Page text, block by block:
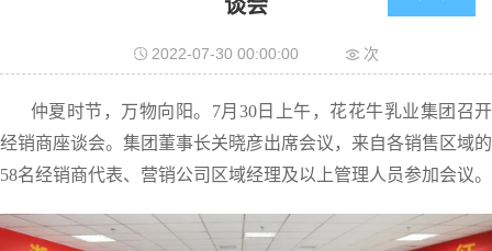
谈会
2022-07-30 00:00:00 次
仲夏时节，万物向阳。7月30日上午，花花牛乳业集团召开
经销商座谈会。集团董事长关晓彦出席会议，来自各销售区域的
58名经销商代表、营销公司区域经理及以上管理人员参加会议。